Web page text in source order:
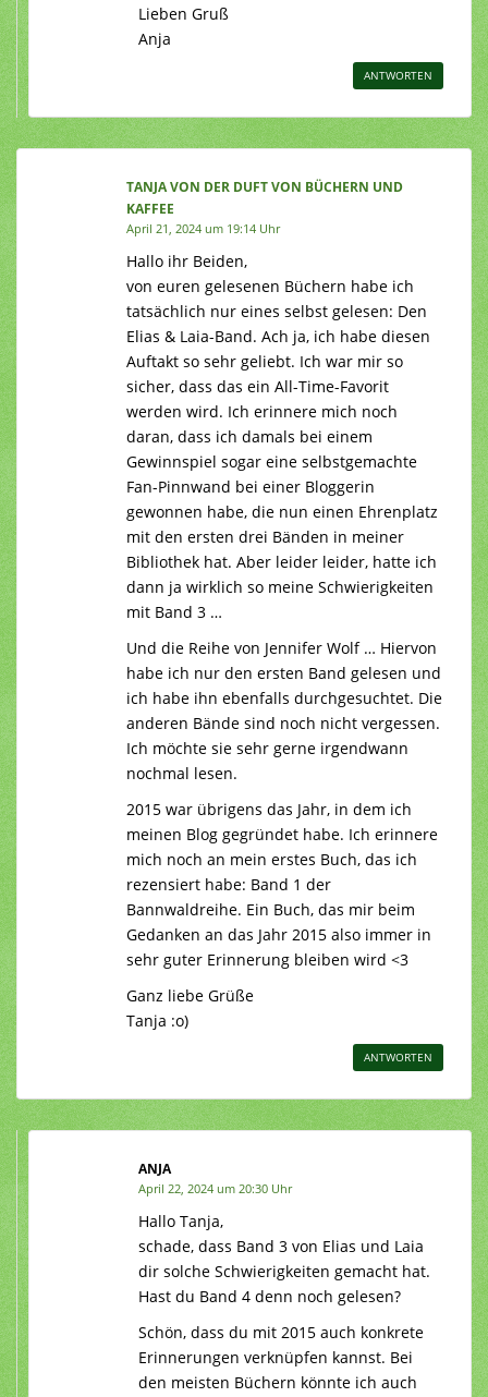
Lieben Gruß
Anja
ANTWORTEN
TANJA VON DER DUFT VON BÜCHERN UND
KAFFEE
April 21, 2024 um 19:14 Uhr
Hallo ihr Beiden,
von euren gelesenen Büchern habe ich
tatsächlich nur eines selbst gelesen: Den
Elias & Laia-Band. Ach ja, ich habe diesen
Auftakt so sehr geliebt. Ich war mir so
sicher, dass das ein All-Time-Favorit
werden wird. Ich erinnere mich noch
daran, dass ich damals bei einem
Gewinnspiel sogar eine selbstgemachte
Fan-Pinnwand bei einer Bloggerin
gewonnen habe, die nun einen Ehrenplatz
mit den ersten drei Bänden in meiner
Bibliothek hat. Aber leider leider, hatte ich
dann ja wirklich so meine Schwierigkeiten
mit Band 3 …
Und die Reihe von Jennifer Wolf … Hiervon
habe ich nur den ersten Band gelesen und
ich habe ihn ebenfalls durchgesuchtet. Die
anderen Bände sind noch nicht vergessen.
Ich möchte sie sehr gerne irgendwann
nochmal lesen.
2015 war übrigens das Jahr, in dem ich
meinen Blog gegründet habe. Ich erinnere
mich noch an mein erstes Buch, das ich
rezensiert habe: Band 1 der
Bannwaldreihe. Ein Buch, das mir beim
Gedanken an das Jahr 2015 also immer in
sehr guter Erinnerung bleiben wird <3
Ganz liebe Grüße
Tanja :o)
ANTWORTEN
ANJA
April 22, 2024 um 20:30 Uhr
Hallo Tanja,
schade, dass Band 3 von Elias und Laia
dir solche Schwierigkeiten gemacht hat.
Hast du Band 4 denn noch gelesen?
Schön, dass du mit 2015 auch konkrete
Erinnerungen verknüpfen kannst. Bei
den meisten Büchern könnte ich auch